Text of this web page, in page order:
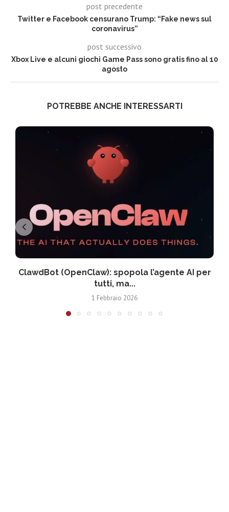
post precedente
Twitter e Facebook censurano Trump: “Fake news sul
coronavirus”
post successivo
Xbox Live e alcuni giochi Game Pass sono gratis fino al 10
agosto
POTREBBE ANCHE INTERESSARTI
ClawdBot (OpenClaw): spopola l’agente AI per
tutti, ma...
1 Febbraio 2026